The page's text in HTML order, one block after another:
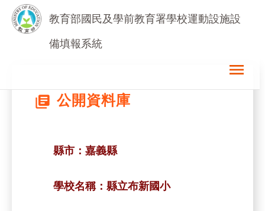
教育部國民及學前教育署學校運動設施設
備填報系統
menu
library_books 公開資料庫
縣市： 嘉義縣
學校名稱： 縣立布新國小